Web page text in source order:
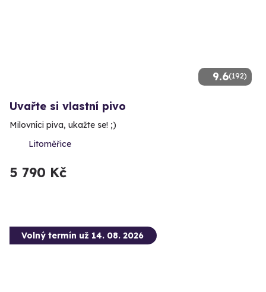
9.6(192)
Uvařte si vlastní pivo
Milovníci piva, ukažte se! ;)
Litoměřice
5 790 Kč
Volný termín už 14. 08. 2026